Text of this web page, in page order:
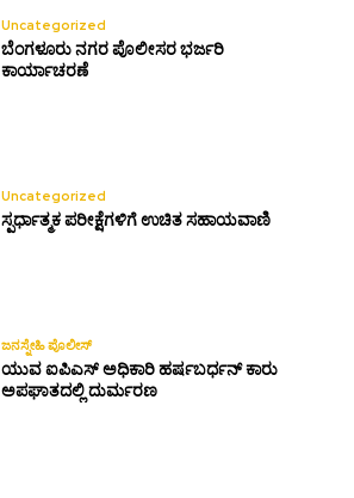
Uncategorized
ಬೆಂಗಳೂರು ನಗರ ಪೊಲೀಸರ ಭರ್ಜರಿ
ಕಾರ್ಯಾಚರಣೆ
Uncategorized
ಸ್ಪರ್ಧಾತ್ಮಕ ಪರೀಕ್ಷೆಗಳಿಗೆ ಉಚಿತ ಸಹಾಯವಾಣಿ
ಜನಸ್ನೇಹಿ ಪೊಲೀಸ್
ಯುವ ಐಪಿಎಸ್ ಅಧಿಕಾರಿ ಹರ್ಷಬರ್ಧನ್ ಕಾರು
ಅಪಘಾತದಲ್ಲಿ ದುರ್ಮರಣ